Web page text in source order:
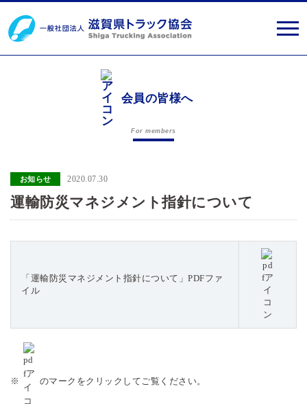
会員の皆様へ
For members
お知らせ 2020.07.30
運輸防災マネジメント指針について
「運輸防災マネジメント指針について」PDFファ
イル
※ のマークをクリックしてご覧ください。